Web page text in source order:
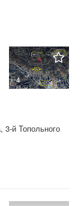
4
3-й Топольного